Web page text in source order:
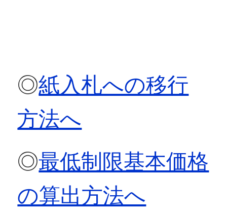
◎紙入札への移行
方法へ
◎最低制限基本価格
の算出方法へ